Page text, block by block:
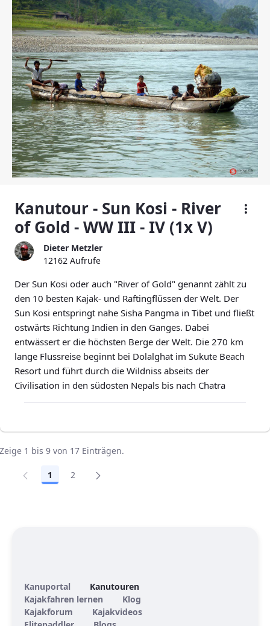
Kanutour - Sun Kosi - River
of Gold - WW III - IV (1x V)
Dieter Metzler
12162 Aufrufe
Der Sun Kosi oder auch "River of Gold" genannt zählt zu
den 10 besten Kajak- und Raftingflüssen der Welt. Der
Sun Kosi entspringt nahe Sisha Pangma in Tibet und fließt
ostwärts Richtung Indien in den Ganges. Dabei
entwässert er die höchsten Berge der Welt. Die 270 km
lange Flussreise beginnt bei Dolalghat im Sukute Beach
Resort und führt durch die Wildniss abseits der
Civilisation in den südosten Nepals bis nach Chatra
Zeige 1 bis 9 von 17 Einträgen.
Seite
1 Seite
2
Kanuportal
Kanutouren
Kajakfahren lernen
Klog
Kajakforum
Kajakvideos